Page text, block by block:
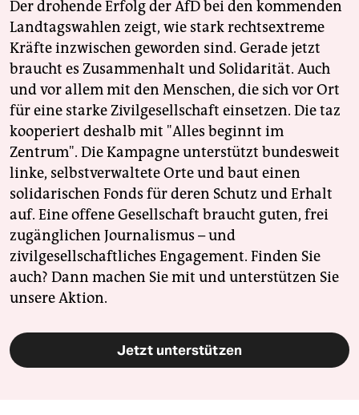
Der drohende Erfolg der AfD bei den kommenden
Landtagswahlen zeigt, wie stark rechtsextreme
Kräfte inzwischen geworden sind. Gerade jetzt
braucht es Zusammenhalt und Solidarität. Auch
und vor allem mit den Menschen, die sich vor Ort
für eine starke Zivilgesellschaft einsetzen. Die taz
kooperiert deshalb mit "Alles beginnt im
Zentrum". Die Kampagne unterstützt bundesweit
linke, selbstverwaltete Orte und baut einen
solidarischen Fonds für deren Schutz und Erhalt
auf. Eine offene Gesellschaft braucht guten, frei
zugänglichen Journalismus – und
zivilgesellschaftliches Engagement. Finden Sie
auch? Dann machen Sie mit und unterstützen Sie
unsere Aktion.
Jetzt unterstützen